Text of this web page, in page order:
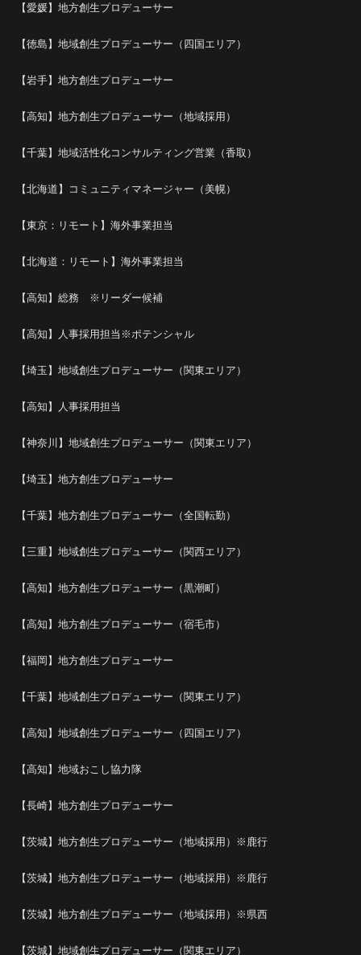
【愛媛】地方創生プロデューサー
【徳島】地域創生プロデューサー（四国エリア）
【岩手】地方創生プロデューサー
【高知】地方創生プロデューサー（地域採用）
【千葉】地域活性化コンサルティング営業（香取）
【北海道】コミュニティマネージャー（美幌）
【東京：リモート】海外事業担当
【北海道：リモート】海外事業担当
【高知】総務 ※リーダー候補
【高知】人事採用担当※ポテンシャル
【埼玉】地域創生プロデューサー（関東エリア）
【高知】人事採用担当
【神奈川】地域創生プロデューサー（関東エリア）
【埼玉】地方創生プロデューサー
【千葉】地方創生プロデューサー（全国転勤）
【三重】地域創生プロデューサー（関西エリア）
【高知】地方創生プロデューサー（黒潮町）
【高知】地方創生プロデューサー（宿毛市）
【福岡】地方創生プロデューサー
【千葉】地域創生プロデューサー（関東エリア）
【高知】地域創生プロデューサー（四国エリア）
【高知】地域おこし協力隊
【長崎】地方創生プロデューサー
【茨城】地方創生プロデューサー（地域採用）※鹿行
【茨城】地方創生プロデューサー（地域採用）※鹿行
【茨城】地方創生プロデューサー（地域採用）※県西
【茨城】地域創生プロデューサー（関東エリア）